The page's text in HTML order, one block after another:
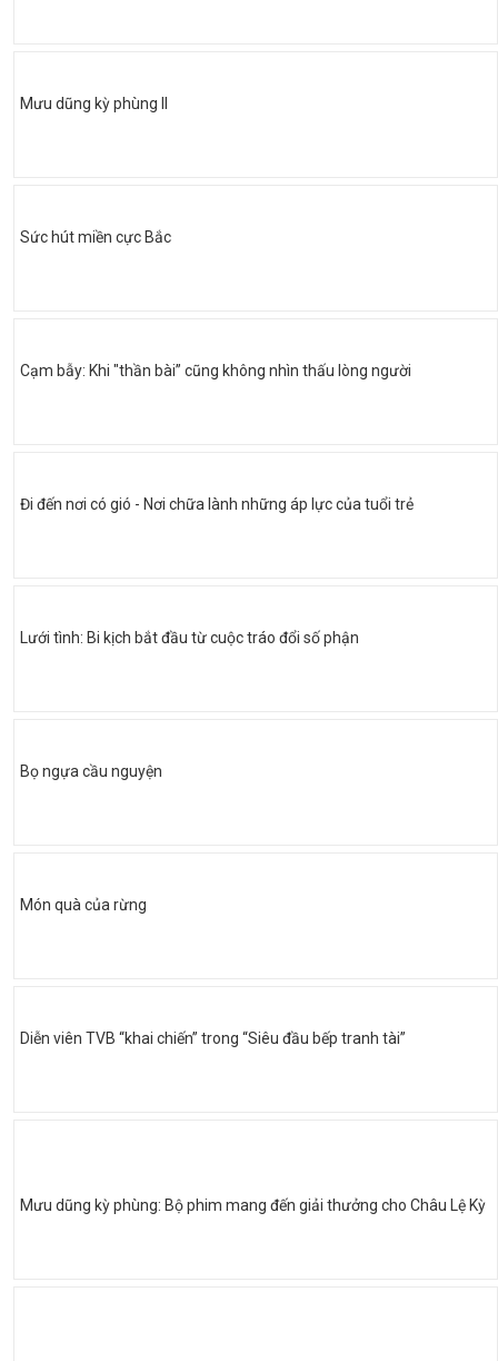
Mưu dũng kỳ phùng II
Sức hút miền cực Bắc
Cạm bẫy: Khi "thần bài” cũng không nhìn thấu lòng người
Đi đến nơi có gió - Nơi chữa lành những áp lực của tuổi trẻ
Lưới tình: Bi kịch bắt đầu từ cuộc tráo đổi số phận
Bọ ngựa cầu nguyện
Món quà của rừng
Diễn viên TVB “khai chiến” trong “Siêu đầu bếp tranh tài”
Mưu dũng kỳ phùng: Bộ phim mang đến giải thưởng cho Châu Lệ Kỳ